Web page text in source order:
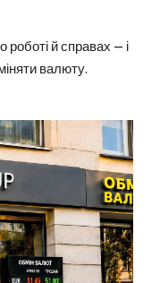
й справах — і
валюту.